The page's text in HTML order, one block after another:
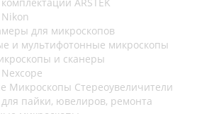
для микроскопов
и мультифотонные микроскопы
и сканеры
Микроскопы Стереоувеличители
пайки, ювелиров, ремонта